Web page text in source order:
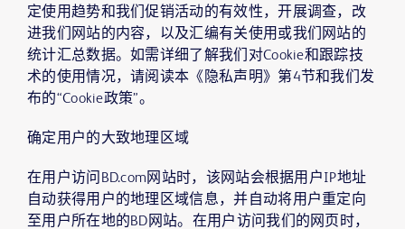
定使用趋势和我们促销活动的有效性，开展调查，改
进我们网站的内容，以及汇编有关使用或我们网站的
统计汇总数据。如需详细了解我们对Cookie和跟踪技
术的使用情况，请阅读本《隐私声明》第4节和我们发
布的“Cookie政策”。
确定用户的大致地理区域
在用户访问BD.com网站时，该网站会根据用户IP地址
自动获得用户的地理区域信息，并自动将用户重定向
至用户所在地的BD网站。在用户访问我们的网页时，